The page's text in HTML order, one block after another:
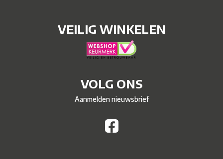
VEILIG WINKELEN
VOLG ONS
Aanmelden nieuwsbrief